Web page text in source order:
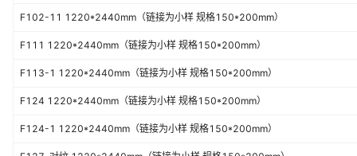
F102-11 1220*2440mm（链接为小样 规格150*200mm）
F111 1220*2440mm（链接为小样 规格150*200mm）
F113-1 1220*2440mm（链接为小样 规格150*200mm）
F124 1220*2440mm（链接为小样 规格150*200mm）
F124-1 1220*2440mm（链接为小样 规格150*200mm）